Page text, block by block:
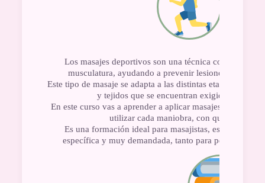
Los masajes deportivos son una técnica corporal
musculatura, ayudando a prevenir lesiones, aliviar
Este tipo de masaje se adapta a las distintas etapas de la
y tejidos que se encuentran exigidos por el
En este curso vas a aprender a aplicar masajes
utilizar cada maniobra, con qué
Es una formación ideal para masajistas, esteticistas y
específica y muy demandada, tanto para personas